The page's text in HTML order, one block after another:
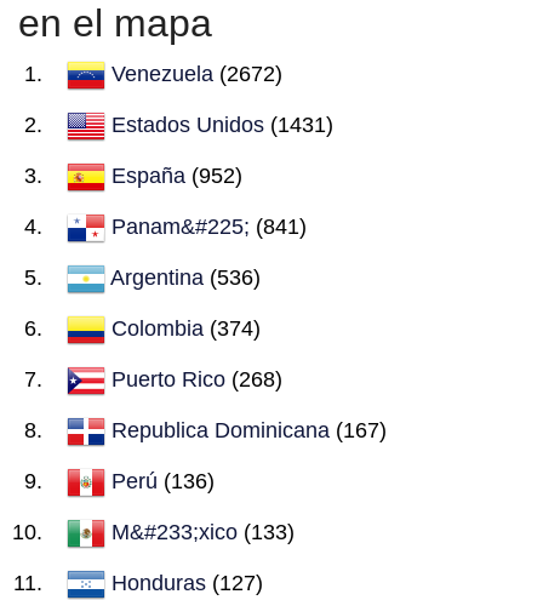
en el mapa
Venezuela (2672)
Estados Unidos (1431)
España (952)
Panam&#225; (841)
Argentina (536)
Colombia (374)
Puerto Rico (268)
Republica Dominicana (167)
Perú (136)
M&#233;xico (133)
Honduras (127)